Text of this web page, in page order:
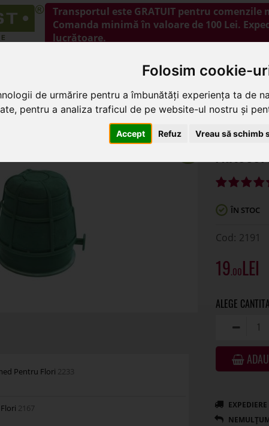
Folosim cookie-
de urmărire pentru a îmbunătăți experiența ta de
pentru a analiza traficul de pe website-ul nostru și
Accept Refuz Vreau să schimb
Transportul este GRATUIT pentru comenzile
Comanda minimă în valoare de 100 Lei.
lucrătoare.
Autocorso midi din burete umed pentru flori
Pentru Flori 2233
2167
ÎN STOC
2191
19.00